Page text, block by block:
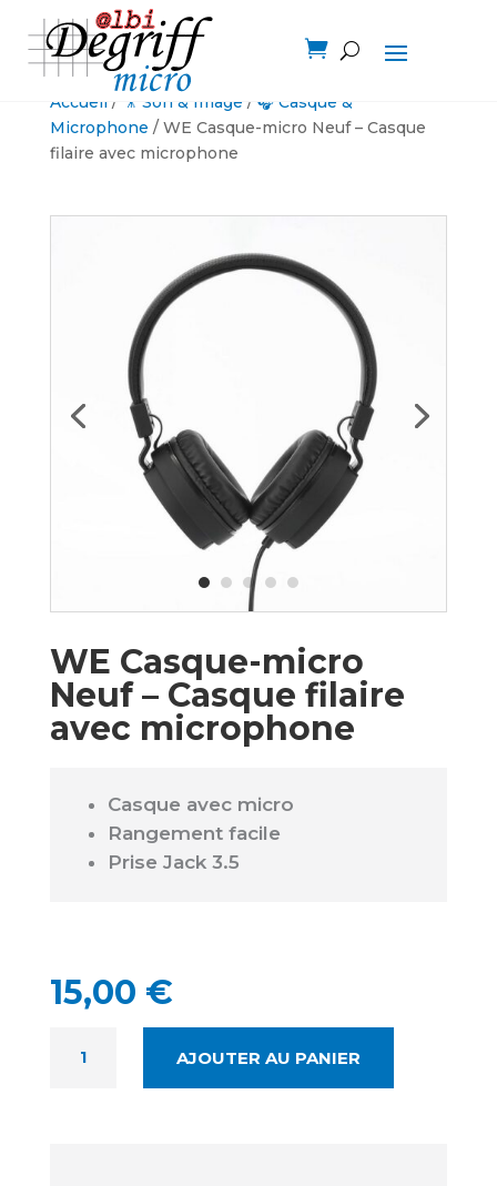

Accueil/ 🎥 Son & Image / 🎧 Casque &
Microphone / WE Casque-micro Neuf – Casque
filaire avec microphone
WE Casque-micro
Neuf – Casque filaire
avec microphone
Casque avec micro
Rangement facile
Prise Jack 3.5
15,00 €
AJOUTER AU PANIER